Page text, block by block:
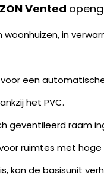
Vented
in
een
het PVC.
raam
ruimtes met
de basisunit